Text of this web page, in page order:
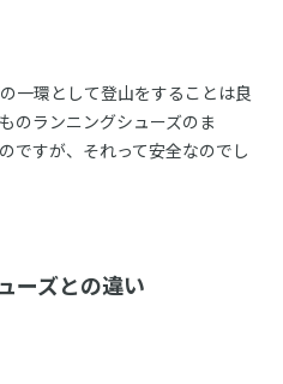
一環として登山をすることは良
のランニングシューズのま
ですが、それって安全なのでし
ーズとの違い